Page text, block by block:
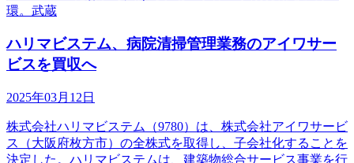
環。武蔵
ハリマビステム、病院清掃管理業務のアイワサー
ビスを買収へ
2025年03月12日
株式会社ハリマビステム（9780）は、株式会社アイワサービ
ス（大阪府枚方市）の全株式を取得し、子会社化することを
決定した。ハリマビステムは、建築物総合サービス事業を行